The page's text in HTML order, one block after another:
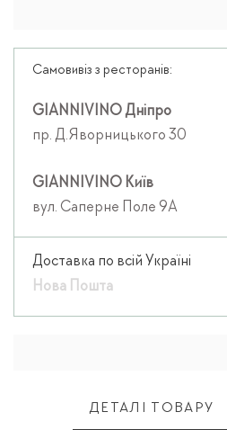
Самовивіз з ресторанів:
GIANNIVINO Дніпро
пр. Д.Яворницького 30
GIANNIVINO Київ
вул. Саперне Поле 9А
Доставка по всій Україні
Нова Пошта
ДЕТАЛІ ТОВАРУ